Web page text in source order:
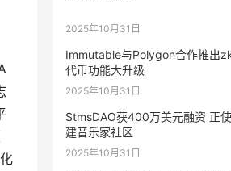
2025年10月31日
Immutable与Polygon合作推出
代币功能大升级
2025年10月31日
StmsDAO获400万美元融资 正
建音乐家社区
2025年10月31日